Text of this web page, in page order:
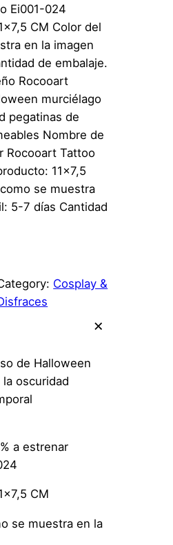
Ei001-024
CM Color del
en la imagen
de embalaje.
Rocooart
murciélago
pegatinas de
Nombre de
Rocooart Tattoo
11×7,5
se muestra
5-7 días Cantidad
Cosplay &
de Halloween
oscuridad
a estrenar
CM
se muestra en la